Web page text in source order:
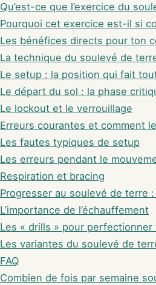
Qu’est-ce que l’exercice du
Pourquoi cet exercice est-il si
Les bénéfices directs pour ton
La technique du soulevé de
Le setup : la position qui fait
Le départ du sol : la phase
Le lockout et le verrouillage
Erreurs courantes et comment
Les fautes typiques de setup
Les erreurs pendant le
Respiration et bracing
Progresser au soulevé de terre
L’importance de l’échauffement
Les « drills » pour perfectionner
Les variantes du soulevé de
FAQ
Combien de fois par semaine